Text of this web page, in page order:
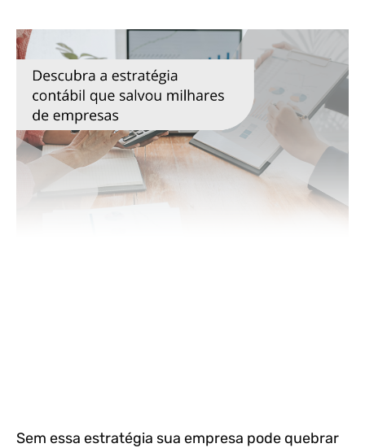
Sem essa estratégia sua empresa pode quebrar